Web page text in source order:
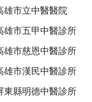
雄市立中醫醫院
雄市五甲中醫診所
雄市慈恩中醫診所
雄市漢民中醫診所
東縣明德中醫診所